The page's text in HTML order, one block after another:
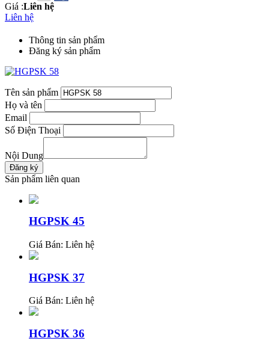
Giá :Liên hệ
Liên hệ
Thông tin sản phẩm
Đăng ký sản phẩm
Tên sản phẩm
Họ và tên
Email
Số Điện Thoại
Nội Dung
Sản phẩm liên quan
HGPSK 45
Giá Bán: Liên hệ
HGPSK 37
Giá Bán: Liên hệ
HGPSK 36